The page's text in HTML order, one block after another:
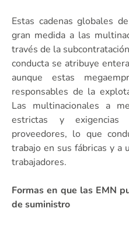
Estas cadenas globales
gran medida a las
través de la
conducta se atribuye
aunque estas
responsables de la
Las multinacionales a
estrictas y
proveedores, lo que
trabajo en sus fábricas y a
trabajadores.
Formas en que las EMN
de suministro